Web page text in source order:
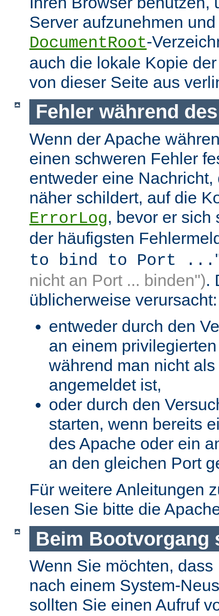
Server aufzunehmen
DocumentRoot-
auch die lokale Kopie
von dieser Seite aus
Fehler während
Wenn der Apache
einen schweren Fehler
entweder eine
näher schildert, auf die
ErrorLog, bevor er sich
der häufigsten
to bind to Port ...
nicht an Port ... binden").
üblicherweise verursacht:
entweder durch den
an einem
während man nicht
angemeldet ist,
oder durch den
starten, wenn bereits
des Apache oder ein
an den gleichen Port
Für weitere Anleitungen
lesen Sie bitte die
Beim Bootvorgang
Wenn Sie möchten,
nach einem System-
sollten Sie einen Aufruf